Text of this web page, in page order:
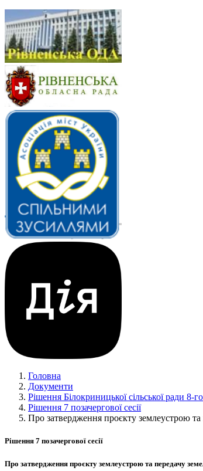
Головна
Документи
Рішення Білокриницької сільської ради 8-
Рішення 7 позачергової сесії
Про затвердження проєкту землеустрою та
Рішення 7 позачергової сесії
Про затвердження проєкту землеустрою та передачу